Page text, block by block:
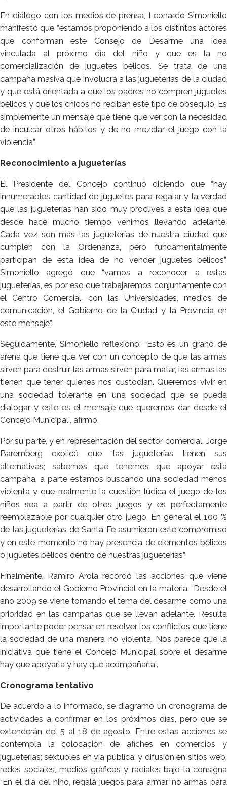
En diálogo con los medios de prensa, Leonardo Simoniello
manifestó que “estamos proponiendo a los distintos actores
que conforman este Consejo de Desarme una idea
vinculada al próximo día del niño y que es la no
comercialización de juguetes bélicos. Se trata de una
campaña masiva que involucra a las jugueterías de la ciudad
y que está orientada a que los padres no compren juguetes
bélicos y que los chicos no reciban este tipo de obsequio. Es
simplemente un mensaje que tiene que ver con la necesidad
de inculcar otros hábitos y de no mezclar el juego con la
violencia”.
Reconocimiento a jugueterías
El Presidente del Concejo continuó diciendo que “hay
innumerables cantidad de juguetes para regalar y la verdad
que las jugueterías han sido muy proclives a esta idea que
desde hace mucho tiempo venimos llevando adelante.
Cada vez son más las jugueterías de nuestra ciudad que
cumplen con la Ordenanza, pero fundamentalmente
participan de esta idea de no vender juguetes bélicos”.
Simoniello agregó que “vamos a reconocer a estas
jugueterías, es por eso que trabajaremos conjuntamente con
el Centro Comercial, con las Universidades, medios de
comunicación, el Gobierno de la Ciudad y la Provincia en
este mensaje”.
Seguidamente, Simoniello reflexionó: “Esto es un grano de
arena que tiene que ver con un concepto de que las armas
sirven para destruir, las armas sirven para matar, las armas las
tienen que tener quienes nos custodian. Queremos vivir en
una sociedad tolerante en una sociedad que se pueda
dialogar y este es el mensaje que queremos dar desde el
Concejo Municipal”, afirmó.
Por su parte, y en representación del sector comercial, Jorge
Baremberg explicó que “las jugueterías tienen sus
alternativas; sabemos que tenemos que apoyar esta
campaña, a parte estamos buscando una sociedad menos
violenta y que realmente la cuestión lúdica el juego de los
niños sea a partir de otros juegos y es perfectamente
reemplazable por cualquier otro juego. En general el 100 %
de las jugueterías de Santa Fe asumieron este compromiso
y en este momento no hay presencia de elementos bélicos
o juguetes bélicos dentro de nuestras jugueterías”.
Finalmente, Ramiro Arola recordó las acciones que viene
desarrollando el Gobierno Provincial en la materia. “Desde el
año 2009 se viene tomando el tema del desarme como una
prioridad en las campañas que se llevan adelante. Resulta
importante poder pensar en resolver los conflictos que tiene
la sociedad de una manera no violenta. Nos parece que la
iniciativa que tiene el Concejo Municipal sobre el desarme
hay que apoyarla y hay que acompañarla”.
Cronograma tentativo
De acuerdo a lo informado, se diagramó un cronograma de
actividades a confirmar en los próximos días, pero que se
extenderán del 5 al 18 de agosto. Entre estas acciones se
contempla la colocación de afiches en comercios y
jugueterías; séxtuples en vía pública; y difusión en sitios web,
redes sociales, medios gráficos y radiales bajo la consigna
“En el día del niño, regalá juegos para armar, no armas para